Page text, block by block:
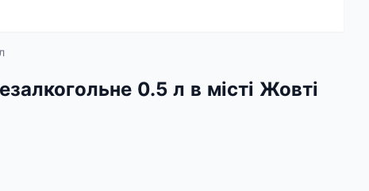
0.5 л в місті Жовті